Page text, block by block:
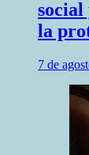
la
7 de